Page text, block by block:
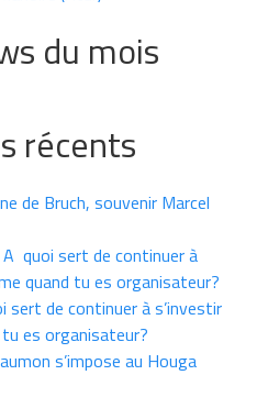
du mois
récents
de Bruch, souvenir Marcel
A quoi sert de continuer à
quand tu es organisateur?
sert de continuer à s’investir
es organisateur?
s’impose au Houga